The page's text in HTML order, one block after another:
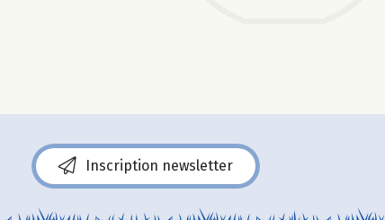
Inscription newsletter